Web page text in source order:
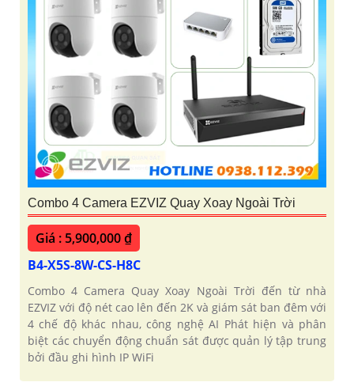
Combo 4 Camera EZVIZ Quay Xoay Ngoài Trời
Giá : 5,900,000 ₫
B4-X5S-8W-CS-H8C
Combo 4 Camera Quay Xoay Ngoài Trời đến từ nhà
EZVIZ với độ nét cao lên đến 2K và giám sát ban đêm với
4 chế độ khác nhau, công nghệ AI Phát hiện và phân
biệt các chuyển động chuẩn sát được quản lý tập trung
bởi đầu ghi hình IP WiFi